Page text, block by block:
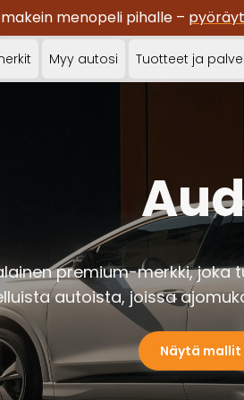
menopeli pihalle –
Myy autosi Tuotteet ja
premium-merkki,
autoista, joissa
Näytä mallit